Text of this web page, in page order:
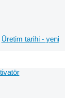
Üretim tarihi - yeni